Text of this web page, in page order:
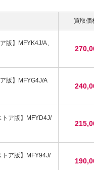
買取価
版】MFYK4J/A、
版】MFYG4J/A
ア版】MFYD4J/
ア版】MFY94J/